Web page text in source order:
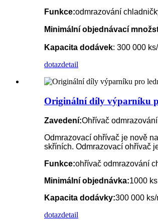
Funkce:odmrazování
Minimální objednávací
Kapacita dodávek: 300 000
dotazdetail
Originální díly výparníku
Zavedení:Ohřívač
Odmrazovací ohřívač je nově
skříních. Odmrazovací ohřívač
Funkce:ohřívač odmrazování
Minimální objednávka:1000 ks
Kapacita dodávky:300 000
dotazdetail